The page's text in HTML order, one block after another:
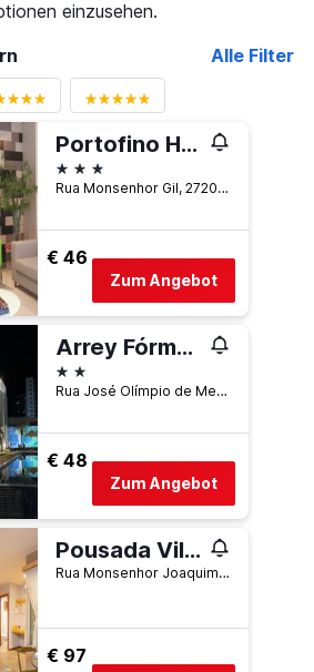
einzusehen.
Alle Filter
Portofino Hotel
3 Sterne
Rua Monsenhor Gil, 2720, Teresina, Brasilien
€ 46
Zum Angebot
Arrey Fórmula Hotel - Teresina
2 Sterne
Rua José Olímpio de Melo, 3330, Teresina, Brasilien
€ 48
Zum Angebot
Pousada Vila Parnaiba
Rua Monsenhor Joaquim Lopes, 500, Parnaiba, Brasilien
€ 97